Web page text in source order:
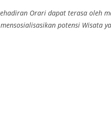
Orari dapat terasa oleh
potensi Wisata